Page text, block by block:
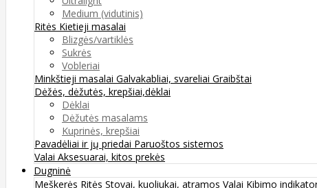
Medium (vidutinis)
Ritės Kietieji masalai
Blizgės/vartiklės
Sukrės
Vobleriai
Minkštieji masalai Galvakabliai, svareliai Graibštai
Dėžės, dėžutės, krepšiai,dėklai
Dėklai
Dėžutės masalams
Kuprinės, krepšiai
Pavadėliai ir jų priedai Paruoštos sistemos
Valai Aksesuarai, kitos prekės
Dugninė
Meškerės Ritės Stovai, kuoliukai, atramos Valai Kibimo